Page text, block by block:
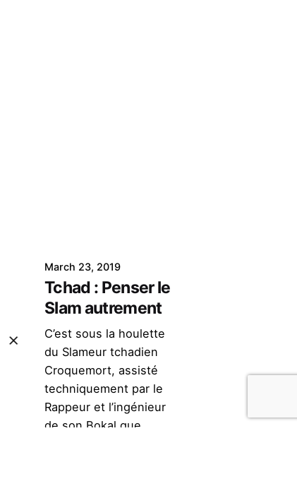
March 23, 2019
Tchad : Penser le
Slam autrement
C’est sous la houlette
du Slameur tchadien
Croquemort, assisté
techniquement par le
Rappeur et l’ingénieur
de son Bokal que